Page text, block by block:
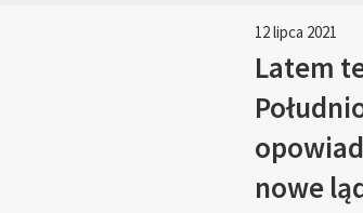
12 lipca 2021
Latem
nowe